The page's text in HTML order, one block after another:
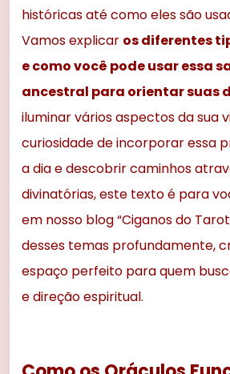
históricas até como eles são
Vamos explicar os diferentes
e como você pode usar essa
ancestral para orientar suas
iluminar vários aspectos da sua
curiosidade de incorporar essa
a dia e descobrir caminhos
divinatórias, este texto é para
em nosso blog “Ciganos do
desses temas profundamente,
espaço perfeito para quem
e direção espiritual.